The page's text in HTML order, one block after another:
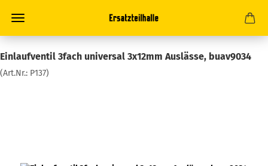
Einlaufventil 3fach universal 3x12mm Auslässe, buav9034
(Art.Nr.: P137)